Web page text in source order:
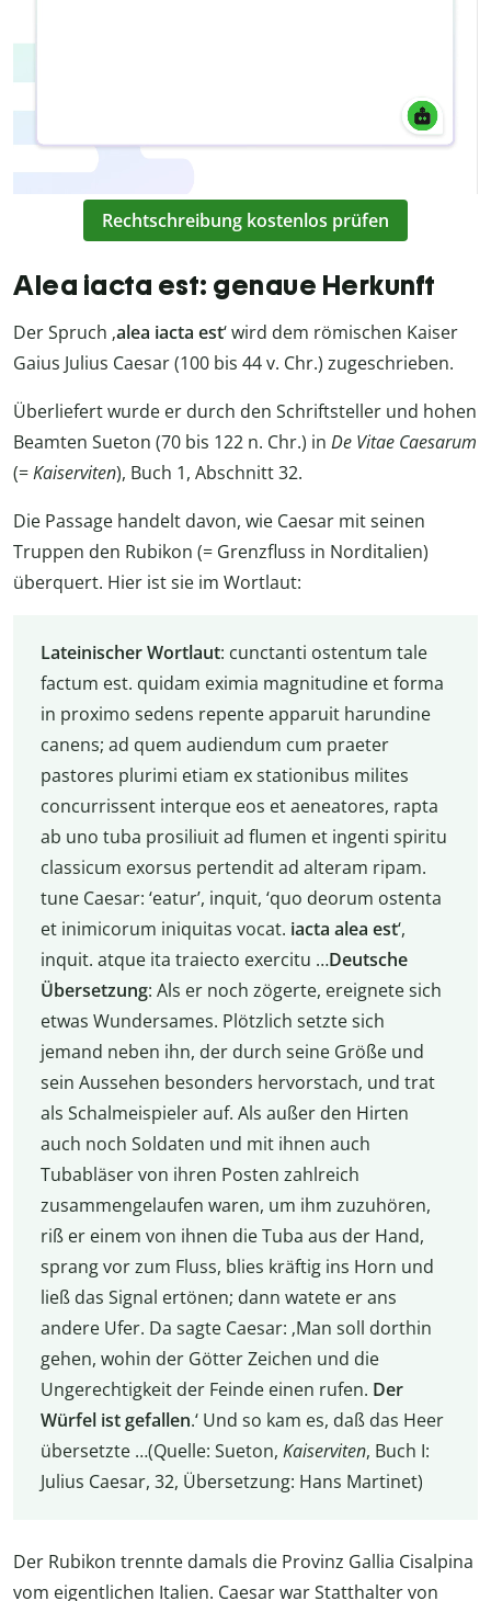
Rechtschreibung kostenlos prüfen
Alea iacta est: genaue Herkunft
Der Spruch ‚alea iacta est‘ wird dem römischen Kaiser
Gaius Julius Caesar (100 bis 44 v. Chr.) zugeschrieben.
Überliefert wurde er durch den Schriftsteller und hohen
Beamten Sueton (70 bis 122 n. Chr.) in De Vitae Caesarum
(=Kaiserviten), Buch 1, Abschnitt 32.
Die Passage handelt davon, wie Caesar mit seinen
Truppen den Rubikon (= Grenzfluss in Norditalien)
überquert. Hier ist sie im Wortlaut:
Lateinischer Wortlaut: cunctanti ostentum tale
factum est. quidam eximia magnitudine et forma
in proximo sedens repente apparuit harundine
canens; ad quem audiendum cum praeter
pastores plurimi etiam ex stationibus milites
concurrissent interque eos et aeneatores, rapta
ab uno tuba prosiliuit ad flumen et ingenti spiritu
classicum exorsus pertendit ad alteram ripam.
tune Caesar: ‘eatur’, inquit, ‘quo deorum ostenta
et inimicorum iniquitas vocat. iacta alea est‘,
inquit. atque ita traiecto exercitu …Deutsche
Übersetzung: Als er noch zögerte, ereignete sich
etwas Wundersames. Plötzlich setzte sich
jemand neben ihn, der durch seine Größe und
sein Aussehen besonders hervorstach, und trat
als Schalmeispieler auf. Als außer den Hirten
auch noch Soldaten und mit ihnen auch
Tubabläser von ihren Posten zahlreich
zusammengelaufen waren, um ihm zuzuhören,
riß er einem von ihnen die Tuba aus der Hand,
sprang vor zum Fluss, blies kräftig ins Horn und
ließ das Signal ertönen; dann watete er ans
andere Ufer. Da sagte Caesar: ‚Man soll dorthin
gehen, wohin der Götter Zeichen und die
Ungerechtigkeit der Feinde einen rufen. Der
Würfel ist gefallen.‘ Und so kam es, daß das Heer
übersetzte …(Quelle: Sueton, Kaiserviten, Buch I:
Julius Caesar, 32, Übersetzung: Hans Martinet)
Der Rubikon trennte damals die Provinz Gallia Cisalpina
vom eigentlichen Italien. Caesar war Statthalter von